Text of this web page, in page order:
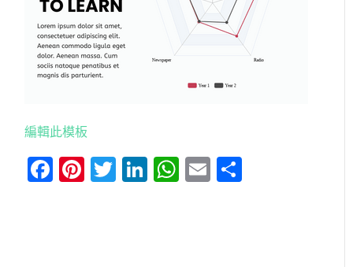
編輯此模板
Facebook
Pinterest
Twitter
LinkedIn
WhatsApp
Email